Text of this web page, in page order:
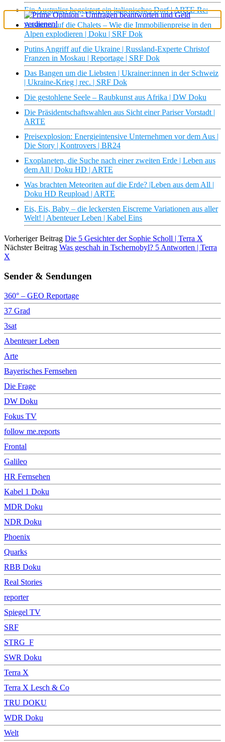
Ein Australier begeistert ein italienisches Dorf | ARTE Re:
Ansturm auf die Chalets – Wie die Immobilienpreise in den
Alpen explodieren | Doku | SRF Dok
Putins Angriff auf die Ukraine | Russland-Experte Christof
Franzen in Moskau | Reportage | SRF Dok
Das Bangen um die Liebsten | Ukrainer:innen in der Schweiz
| Ukraine-Krieg | rec. | SRF Dok
Die gestohlene Seele – Raubkunst aus Afrika | DW Doku
Die Präsidentschaftswahlen aus Sicht einer Pariser Vorstadt |
ARTE
Preisexplosion: Energieintensive Unternehmen vor dem Aus |
Die Story | Kontrovers | BR24
Exoplaneten, die Suche nach einer zweiten Erde | Leben aus
dem All | Doku HD | ARTE
Was brachten Meteoriten auf die Erde? |Leben aus dem All |
Doku HD Reupload | ARTE
Eis, Eis, Baby – die leckersten Eiscreme Variationen aus aller
Welt! | Abenteuer Leben | Kabel Eins
Vorheriger Beitrag Die 5 Gesichter der Sophie Scholl | Terra X
Nächster Beitrag Was geschah in Tschernobyl? 5 Antworten | Terra
X
Sender & Sendungen
360° – GEO Reportage
37 Grad
3sat
Abenteuer Leben
Arte
Bayerisches Fernsehen
Die Frage
DW Doku
Fokus TV
follow me.reports
Frontal
Galileo
HR Fernsehen
Kabel 1 Doku
MDR Doku
NDR Doku
Phoenix
Quarks
RBB Doku
Real Stories
reporter
Spiegel TV
SRF
STRG_F
SWR Doku
Terra X
Terra X Lesch & Co
TRU DOKU
WDR Doku
Welt